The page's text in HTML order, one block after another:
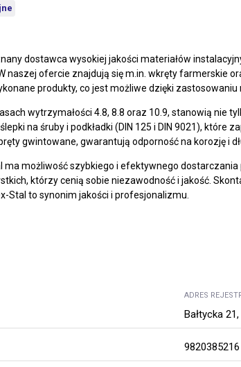
dostawca wysokiej jakości materiałów
naszej ofercie znajdują się m.in. wkręty farmerskie
produkty, co jest możliwe dzięki
wytrzymałości 4.8, 8.8 oraz 10.9, stanowią nie
na śruby i podkładki (DIN 125 i DIN 9021), które
gwintowane, gwarantują odporność na korozję i
ma możliwość szybkiego i efektywnego
którzy cenią sobie niezawodność i jakość.
Stal to synonim jakości i profesjonalizmu.
ADRES
Bałtycka
9820385216